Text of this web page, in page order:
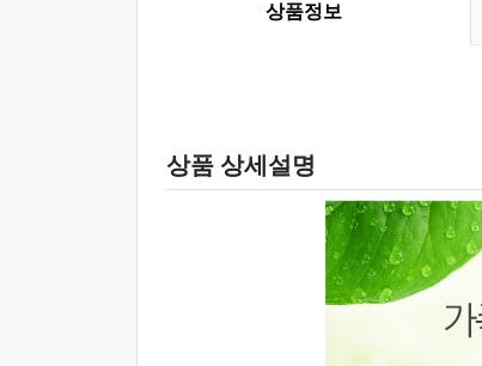
상품정보
상품 상세설명